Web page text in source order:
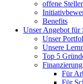
offene
Benefits
Unser Angebot für
Unser
Unsere
Top 5
Für
Für